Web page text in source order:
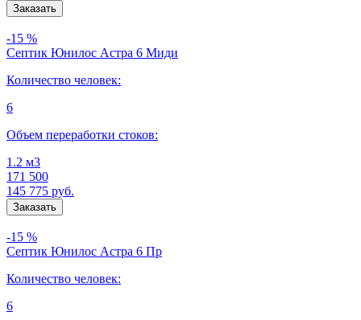
-15 %
Септик Юнилос Астра 6 Миди
Количество человек:
6
Объем переработки стоков:
1.2 м3
171 500
145 775 руб.
-15 %
Септик Юнилос Астра 6 Пр
Количество человек:
6